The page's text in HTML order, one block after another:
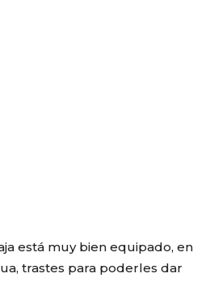
está muy bien equipado, en
trastes para poderles dar